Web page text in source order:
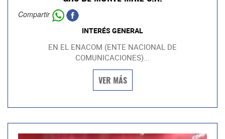
Compartir
INTERÉS GENERAL
EN EL ENACOM (ENTE NACIONAL DE
COMUNICACIONES)...
VER MÁS